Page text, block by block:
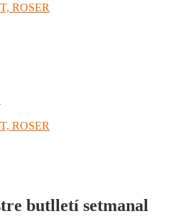
ROSER
ROSER
butlletí setmanal